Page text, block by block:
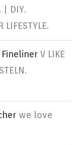
| DIY.
LIFESTYLE.
V LIKE
we love